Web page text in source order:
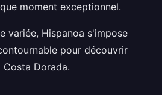
moment exceptionnel.
variée, Hispanoa s'impose
pour découvrir
Dorada.